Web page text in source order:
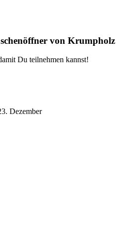
von Krumpholz
Du teilnehmen kannst!
Dezember